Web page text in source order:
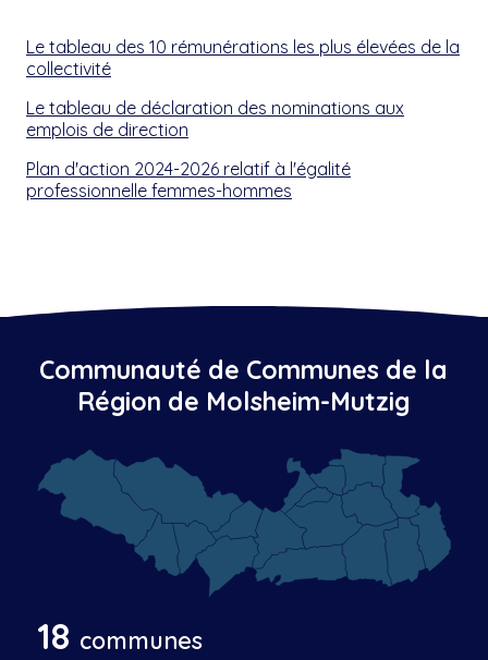
Le tableau des 10 rémunérations les plus élevées de la
collectivité
Le tableau de déclaration des nominations aux
emplois de direction
Plan d'action 2024-2026 relatif à l'égalité
professionnelle femmes-hommes
Communauté de Communes de la
Région de Molsheim-Mutzig
18 communes